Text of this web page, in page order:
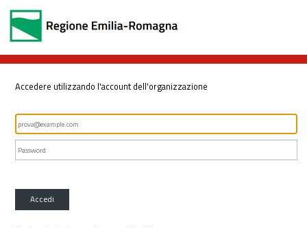
Accedere utilizzando l'account dell'organizzazione
Accedi